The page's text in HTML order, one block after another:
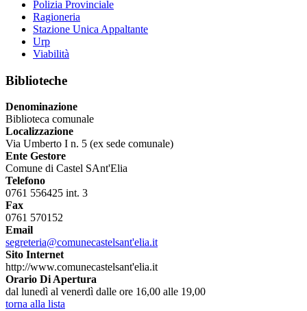
Polizia Provinciale
Ragioneria
Stazione Unica Appaltante
Urp
Viabilità
Biblioteche
Denominazione
Biblioteca comunale
Localizzazione
Via Umberto I n. 5 (ex sede comunale)
Ente Gestore
Comune di Castel SAnt'Elia
Telefono
0761 556425 int. 3
Fax
0761 570152
Email
segreteria@comunecastelsant'elia.it
Sito Internet
http://www.comunecastelsant'elia.it
Orario Di Apertura
dal lunedì al venerdì dalle ore 16,00 alle 19,00
torna alla lista